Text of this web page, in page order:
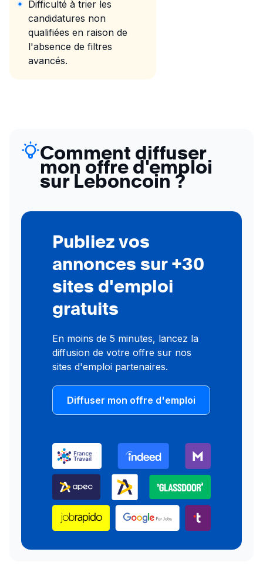
Difficulté à trier les
candidatures non
qualifiées en raison de
l'absence de filtres
avancés.
Comment diffuser
mon offre d'emploi
sur Leboncoin ?
Publiez vos
annonces sur +30
sites d'emploi
gratuits
En moins de 5 minutes, lancez la
diffusion de votre offre sur nos
sites d'emploi partenaires.
Diffuser mon offre d'emploi